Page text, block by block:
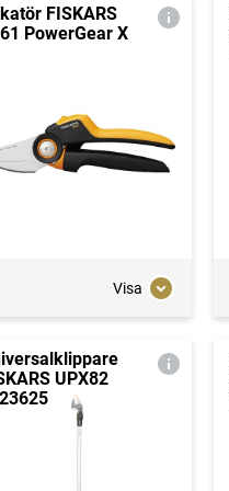
FISKARS
PowerGear X
Visa
UPX82